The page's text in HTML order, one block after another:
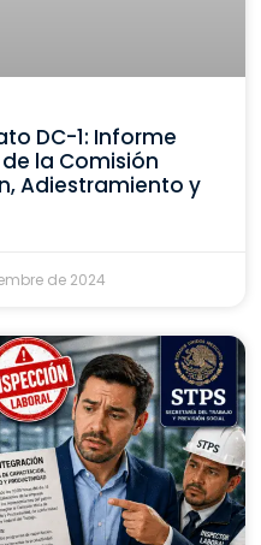
DC-1: Informe
la Comisión
Adiestramiento y
de 2024